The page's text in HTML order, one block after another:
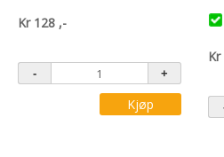
Kr 128 ,-
Kjøp
Kr